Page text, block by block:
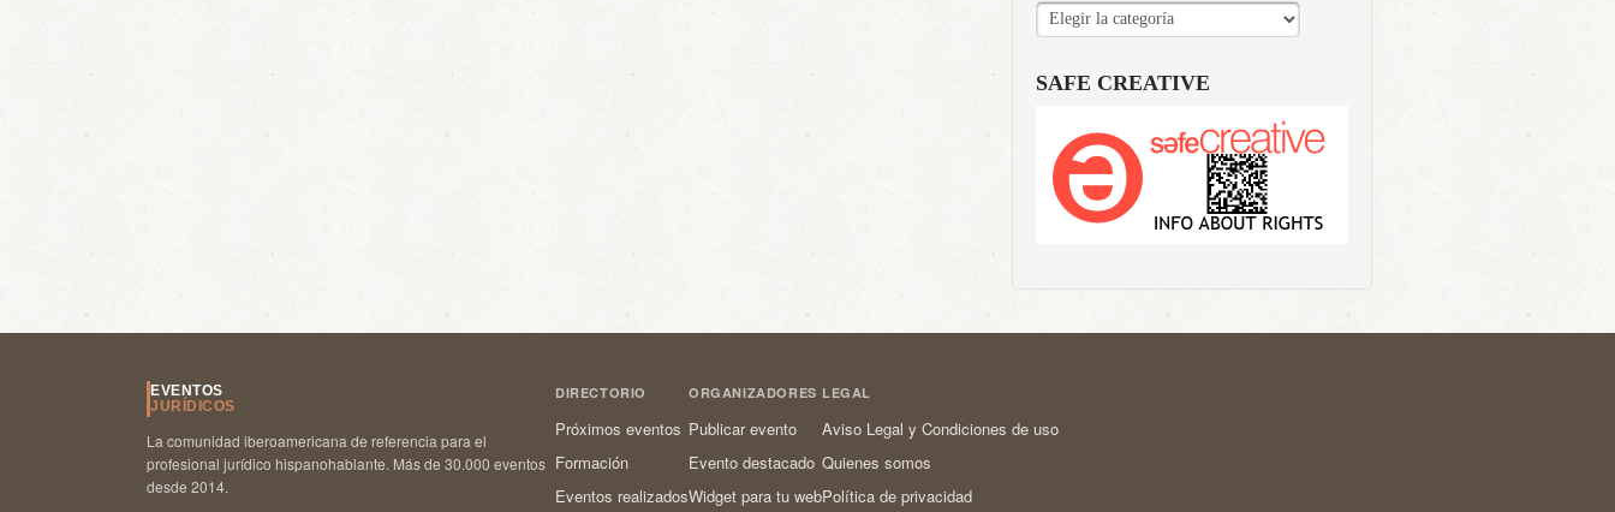
CATEGORÍAS
SAFE CREATIVE
EVENTOS
JURÍDICOS
La comunidad iberoamericana de referencia para el
profesional jurídico hispanohablante. Más de 30.000 eventos
desde 2014.
DIRECTORIO
Próximos eventos
Formación
Eventos realizados
ORGANIZADORES
Publicar evento
Evento destacado
Widget para tu web
LEGAL
Aviso Legal y Condiciones de uso
Quienes somos
Política de privacidad